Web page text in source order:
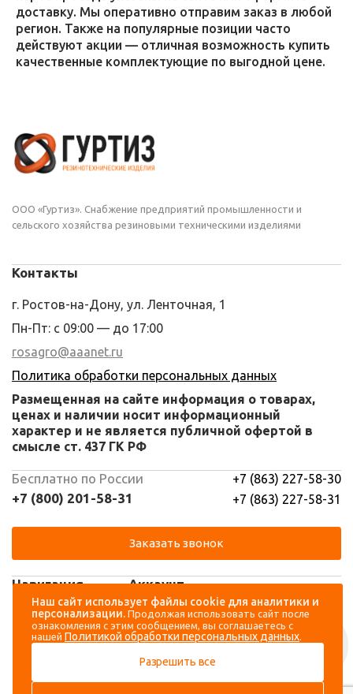
доставку. Мы оперативно отправим заказ в любой
регион. Также на популярные позиции часто
действуют акции — отличная возможность купить
качественные комплектующие по выгодной цене.
ООО «Гуртиз». Снабжение предприятий промышленности и
сельского хозяйства резиновыми техническими изделиями
Навигация
Каталог
О компании
Доставка и оплата
Аккаунт
Вход
Регистрация
Контакты
г. Ростов-на-Дону, ул. Ленточная, 1
Пн-Пт: с 09:00 — до 17:00
rosagro@aaanet.ru
Политика обработки персональных данных
Размещенная на сайте информация о товарах,
ценах и наличии носит информационный
характер и не является публичной офертой в
смысле ст. 437 ГК РФ
Бесплатно по России
+7 (800) 201-58-31
+7 (863) 227-58-30
+7 (863) 227-58-31
Заказать звонок
Наш сайт использует файлы cookie для аналитики и
персонализации. Продолжая использовать сайт после
ознакомления с этим сообщением, вы соглашаетесь с
нашей Политикой обработки персональных данных.
Разрешить все